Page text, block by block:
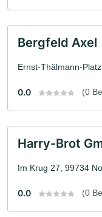
Bergfeld Axel
Ernst-Thälmann-
0.0 (0
Harry-Brot
Im Krug 27, 99734
0.0 (0